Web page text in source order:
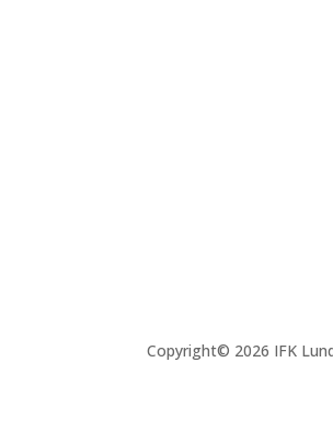
Copyright© 2026 IFK